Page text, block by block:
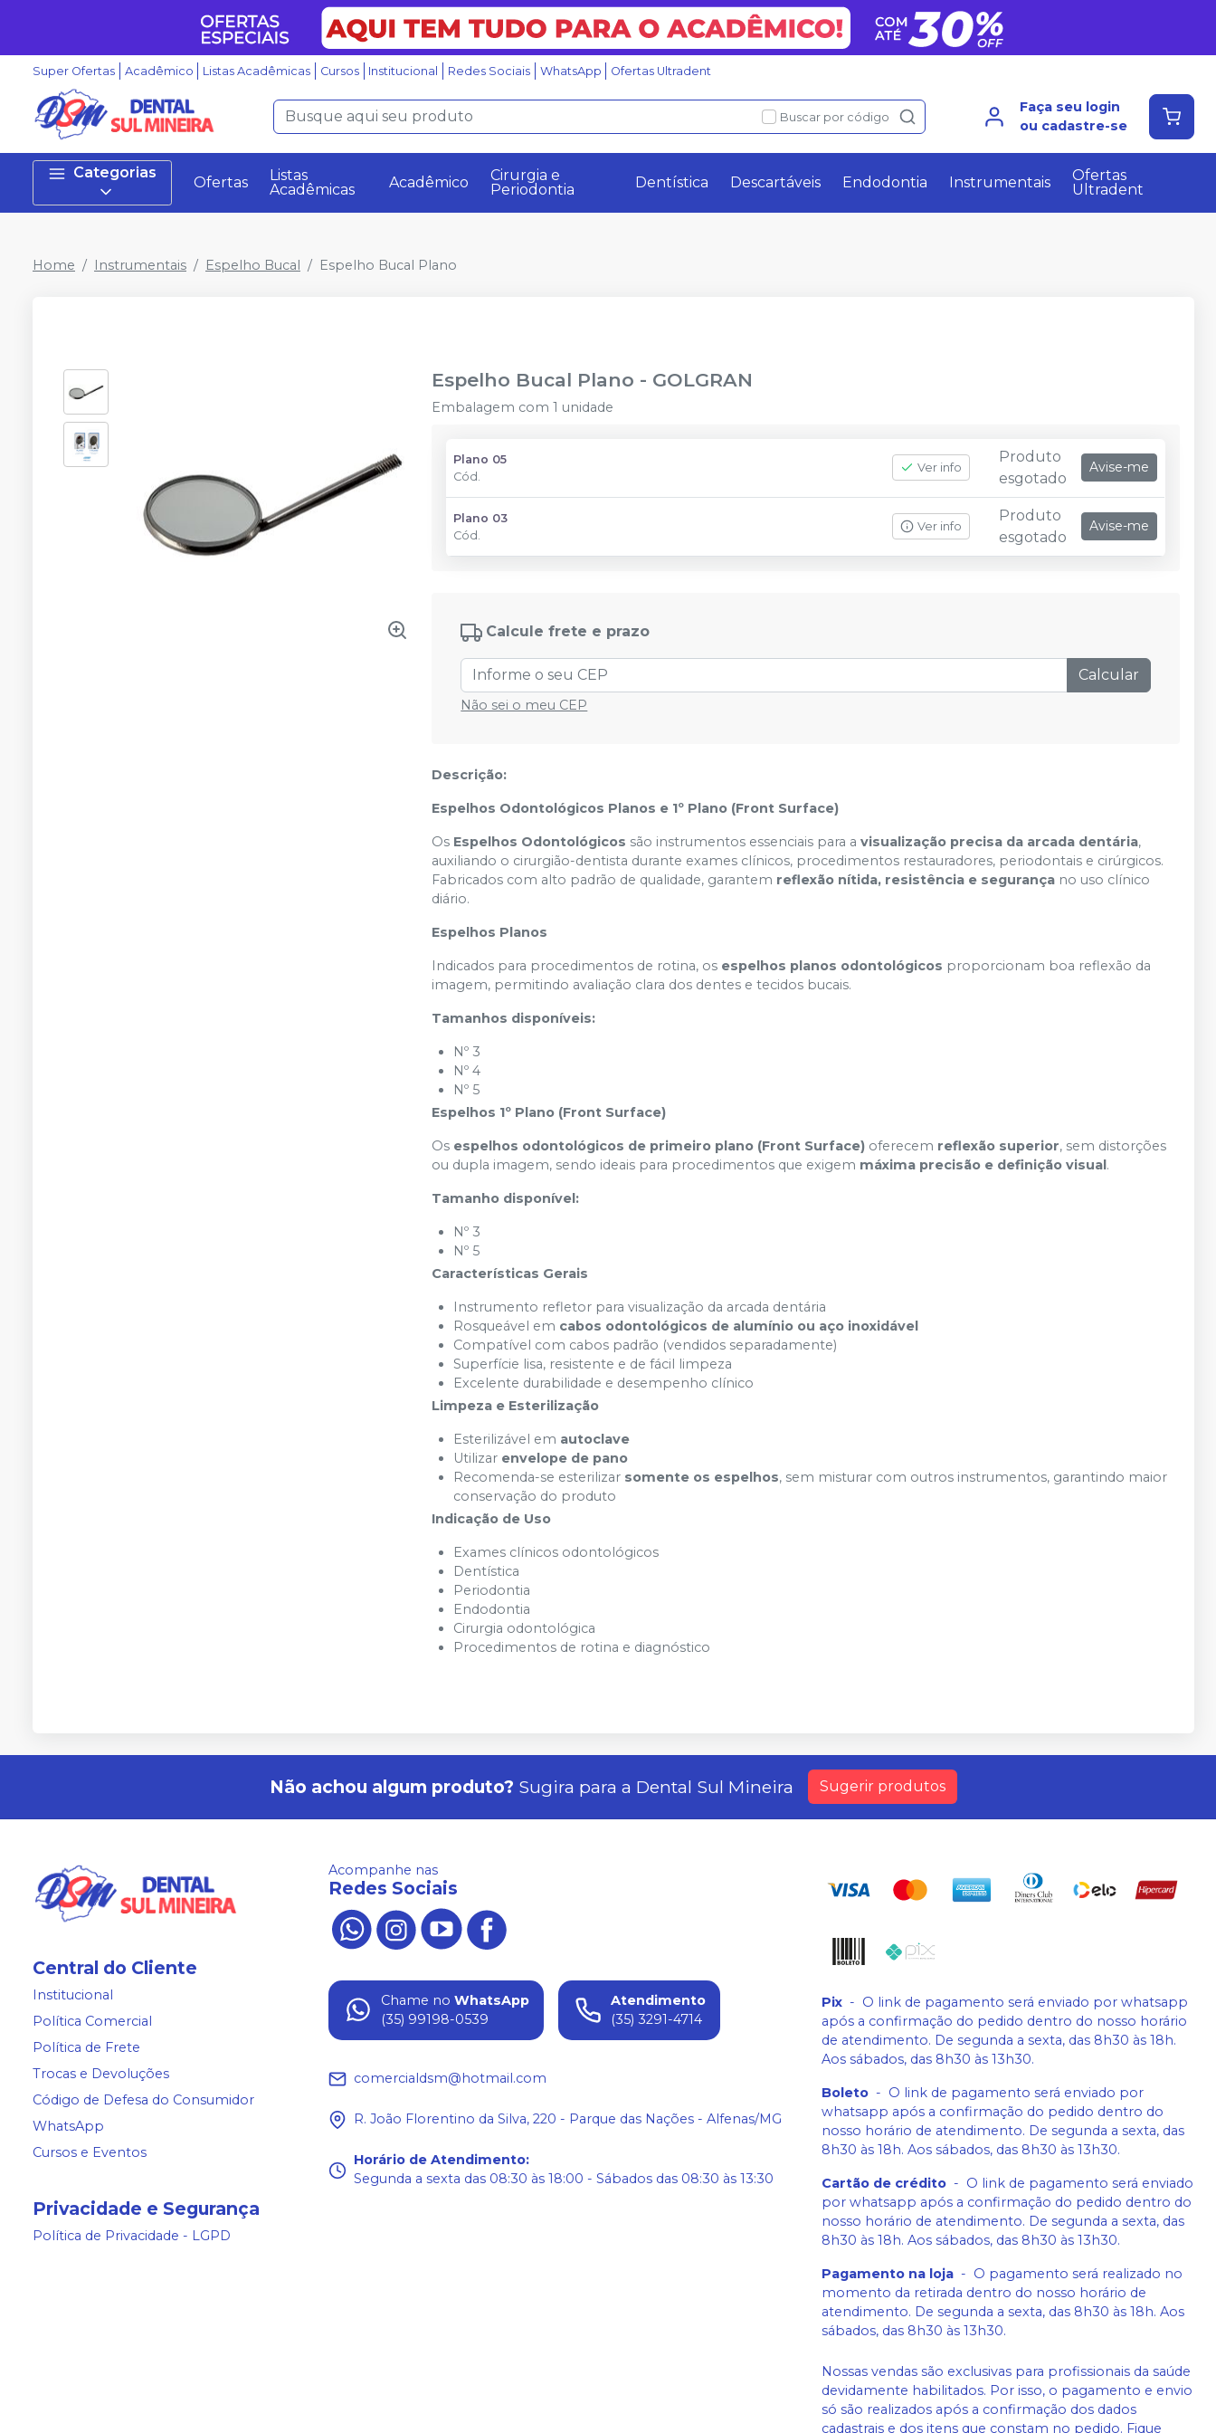
Super Ofertas Acadêmico Listas Acadêmicas Cursos Institucional Redes Sociais WhatsApp Ofertas Ultradent
Buscar por código
Faça seu login
ou cadastre-se
Categorias
Ofertas
Listas
Acadêmicas
Acadêmico
Cirurgia e
Periodontia
Dentística Descartáveis Endodontia Instrumentais
Ofertas
Ultradent
Home Instrumentais Espelho Bucal Espelho Bucal Plano
Espelho Bucal Plano - GOLGRAN
Embalagem com 1 unidade
Plano 05
Cód.
Ver info
Produto
esgotado
Avise-me
Plano 03
Cód.
Ver info
Produto
esgotado
Avise-me
Calcule frete e prazo
Calcular
Não sei o meu CEP
Descrição:
Espelhos Odontológicos Planos e 1º Plano (Front Surface)
Os Espelhos Odontológicos são instrumentos essenciais para avisualização precisa da arcada dentária,
auxiliando o cirurgião-dentista durante exames clínicos, procedimentos restauradores, periodontais e cirúrgicos.
Fabricados com alto padrão de qualidade, garantem reflexão nítida, resistência e segurança no uso clínico
diário.
Espelhos Planos
Indicados para procedimentos de rotina, os espelhos planos odontológicos proporcionam boa reflexão da
imagem, permitindo avaliação clara dos dentes e tecidos bucais.
Tamanhos disponíveis:
Nº 3
Nº 4
Nº 5
Espelhos 1º Plano (Front Surface)
Os espelhos odontológicos de primeiro plano (Front Surface) oferecem reflexão superior, sem distorções
ou dupla imagem, sendo ideais para procedimentos que exigem máxima precisão e definição visual.
Tamanho disponível:
Nº 3
Nº 5
Características Gerais
Instrumento refletor para visualização da arcada dentária
Rosqueável em cabos odontológicos de alumínio ou aço inoxidável
Compatível com cabos padrão (vendidos separadamente)
Superfície lisa, resistente e de fácil limpeza
Excelente durabilidade e desempenho clínico
Limpeza e Esterilização
Esterilizável em autoclave
Utilizar envelope de pano
Recomenda-se esterilizar somente os espelhos, sem misturar com outros instrumentos, garantindo maior
conservação do produto
Indicação de Uso
Exames clínicos odontológicos
Dentística
Periodontia
Endodontia
Cirurgia odontológica
Procedimentos de rotina e diagnóstico
Não achou algum produto? Sugira para a Dental Sul Mineira Sugerir produtos
Central do Cliente
Institucional
Política Comercial
Política de Frete
Trocas e Devoluções
Código de Defesa do Consumidor
WhatsApp
Cursos e Eventos
Privacidade e Segurança
Política de Privacidade - LGPD
Acompanhe nas
Redes Sociais
Chame no WhatsApp
(35) 99198-0539
Atendimento
(35) 3291-4714
comercialdsm@hotmail.com
R. João Florentino da Silva, 220 - Parque das Nações - Alfenas/MG
Horário de Atendimento:
Segunda a sexta das 08:30 às 18:00 - Sábados das 08:30 às 13:30
Pix - O link de pagamento será enviado por whatsapp
após a confirmação do pedido dentro do nosso horário
de atendimento. De segunda a sexta, das 8h30 às 18h.
Aos sábados, das 8h30 às 13h30.
Boleto - O link de pagamento será enviado por
whatsapp após a confirmação do pedido dentro do
nosso horário de atendimento. De segunda a sexta, das
8h30 às 18h. Aos sábados, das 8h30 às 13h30.
Cartão de crédito - O link de pagamento será enviado
por whatsapp após a confirmação do pedido dentro do
nosso horário de atendimento. De segunda a sexta, das
8h30 às 18h. Aos sábados, das 8h30 às 13h30.
Pagamento na loja - O pagamento será realizado no
momento da retirada dentro do nosso horário de
atendimento. De segunda a sexta, das 8h30 às 18h. Aos
sábados, das 8h30 às 13h30.
Nossas vendas são exclusivas para profissionais da saúde
devidamente habilitados. Por isso, o pagamento e envio
só são realizados após a confirmação dos dados
cadastrais e dos itens que constam no pedido. Fique